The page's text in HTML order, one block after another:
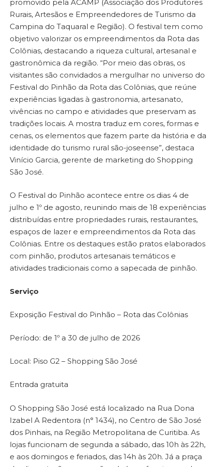
promovido pela ACAMP (Associação dos Produtores
Rurais, Artesãos e Empreendedores de Turismo da
Campina do Taquaral e Região). O festival tem como
objetivo valorizar os empreendimentos da Rota das
Colônias, destacando a riqueza cultural, artesanal e
gastronômica da região. “Por meio das obras, os
visitantes são convidados a mergulhar no universo do
Festival do Pinhão da Rota das Colônias, que reúne
experiências ligadas à gastronomia, artesanato,
vivências no campo e atividades que preservam as
tradições locais. A mostra traduz em cores, formas e
cenas, os elementos que fazem parte da história e da
identidade do turismo rural são-joseense”, destaca
Vinício Garcia, gerente de marketing do Shopping
São José.
O Festival do Pinhão acontece entre os dias 4 de
julho e 1º de agosto, reunindo mais de 18 experiências
distribuídas entre propriedades rurais, restaurantes,
espaços de lazer e empreendimentos da Rota das
Colônias. Entre os destaques estão pratos elaborados
com pinhão, produtos artesanais temáticos e
atividades tradicionais como a sapecada de pinhão.
Serviço
Exposição Festival do Pinhão – Rota das Colônias
Período: de 1º a 30 de julho de 2026
Local: Piso G2 – Shopping São José
Entrada gratuita
O Shopping São José está localizado na Rua Dona
Izabel A Redentora (n° 1434), no Centro de São José
dos Pinhais, na Região Metropolitana de Curitiba. As
lojas funcionam de segunda a sábado, das 10h às 22h,
e aos domingos e feriados, das 14h às 20h. Já a praça